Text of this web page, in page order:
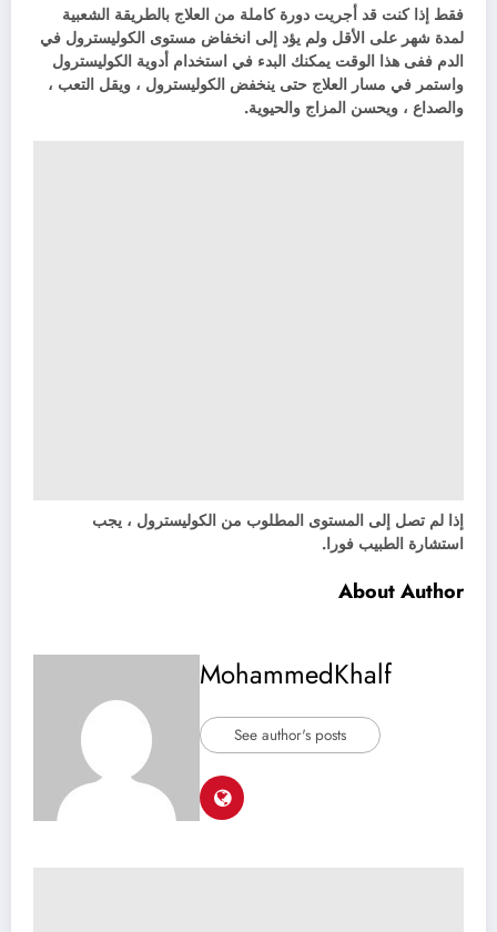
فقط إذا كنت قد أجريت دورة كاملة من العلاج بالطريقة الشعبية
لمدة شهر على الأقل ولم يؤد إلى انخفاض مستوى الكوليسترول في
الدم ففى هذا الوقت يمكنك البدء في استخدام أدوية الكوليسترول
واستمر في مسار العلاج حتى ينخفض ​​الكوليسترول ، ويقل التعب ،
والصداع ، ويحسن المزاج والحيوية.
إذا لم تصل إلى المستوى المطلوب من الكوليسترول ، يجب
استشارة الطبيب فورا.
About Author
MohammedKhalf
See author's posts